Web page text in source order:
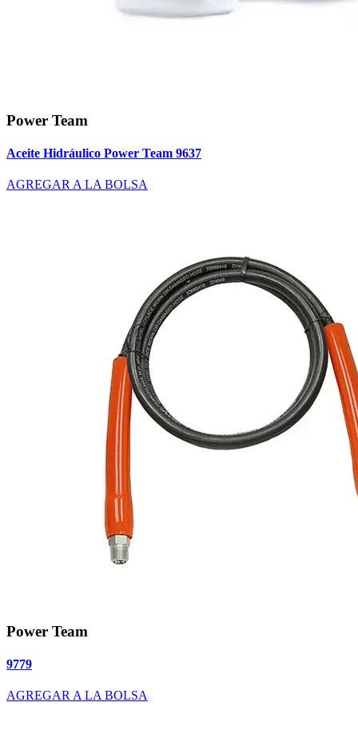
Power Team
Aceite Hidráulico Power Team 9637
AGREGAR A LA BOLSA
Power Team
9779
AGREGAR A LA BOLSA